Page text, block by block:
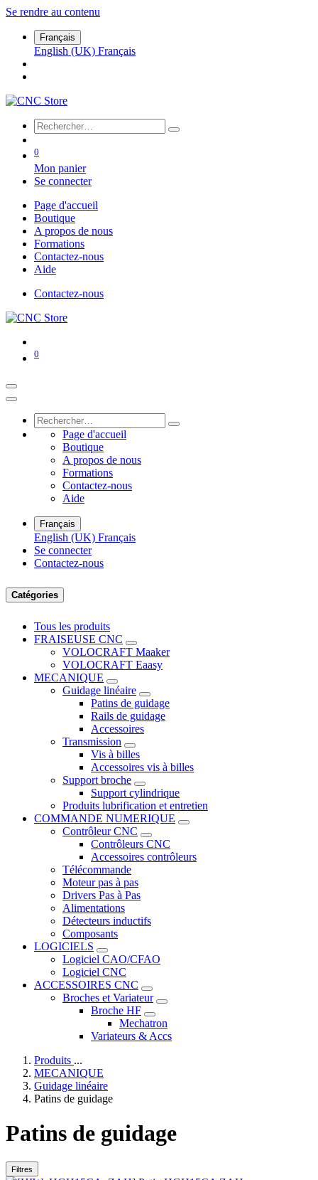
Se rendre au contenu
Français
English (UK) Français
0
Mon panier
Se connecter
Page d'accueil
Boutique
A propos de nous
Formations
Contactez-nous
Aide
Contactez-nous
0
Page d'accueil
Boutique
A propos de nous
Formations
Contactez-nous
Aide
Français
English (UK) Français
Se connecter
Contactez-nous
Catégories
Tous les produits
FRAISEUSE CNC
VOLOCRAFT Maaker
VOLOCRAFT Eaasy
MECANIQUE
Guidage linéaire
Patins de guidage
Rails de guidage
Accessoires
Transmission
Vis à billes
Accessoires vis à billes
Support broche
Support cylindrique
Produits lubrification et entretien
COMMANDE NUMERIQUE
Contrôleur CNC
Contrôleurs CNC
Accessoires contrôleurs
Télécommande
Moteur pas à pas
Drivers Pas à Pas
Alimentations
Détecteurs inductifs
Composants
LOGICIELS
Logiciel CAO/CFAO
Logiciel CNC
ACCESSOIRES CNC
Broches et Variateur
Broche HF
Mechatron
Variateurs & Accs
Produits ...
MECANIQUE
Guidage linéaire
Patins de guidage
Patins de guidage
Filtres